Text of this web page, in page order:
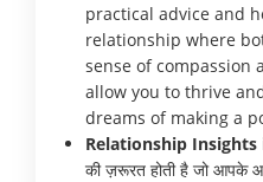
practical advice and
relationship where
sense of
allow you to thrive
dreams of making a
Relationship Insights
की ज़रूरत होती है जो आपके